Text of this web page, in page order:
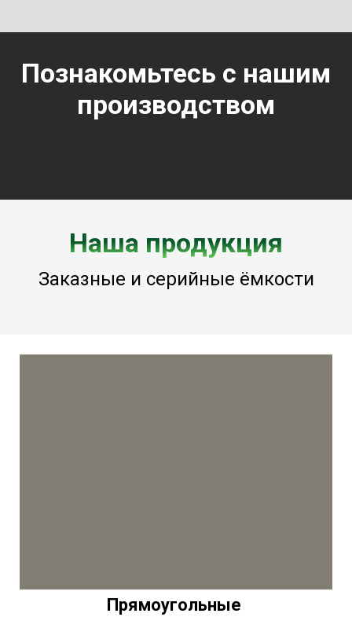
Познакомьтесь с нашим
производством
Наша продукция
Заказные и серийные ёмкости
Прямоугольные